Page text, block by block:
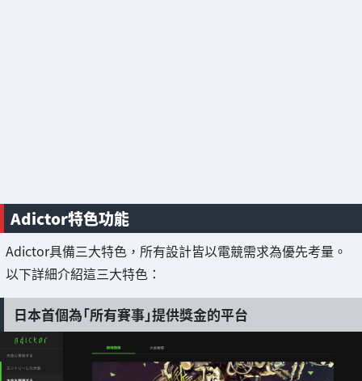
Adictor特色功能
Adictor具備三大特色，所有設計皆以電競需求為優先考量。
以下詳細介紹這三大特色：
日本首個為「所有賽事」提供獎金的平台